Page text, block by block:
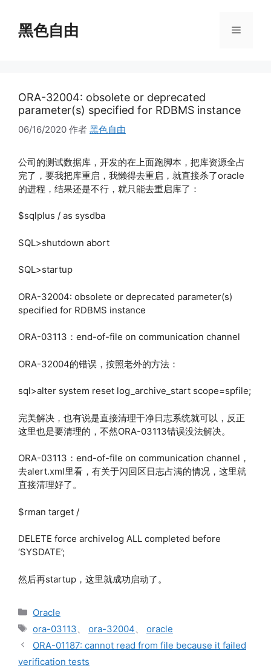
黑色自由 菜
ORA-32004: obsolete or deprecated
parameter(s) specified for RDBMS instance
06/16/2020 作者 黑色自由
公司的测试数据库，开发的在上面跑脚本，把库资源全占
完了，要我把库重启，我懒得去重启，就直接杀了oracle
的进程，结果还是不行，就只能去重启库了：
$sqlplus / as sysdba
SQL>shutdown abort
SQL>startup
ORA-32004: obsolete or deprecated parameter(s)
specified for RDBMS instance
ORA-03113：end-of-file on communication channel
ORA-32004的错误，按照老外的方法：
sql>alter system reset log_archive_start scope=spfile;
完美解决，也有说是直接清理干净日志系统就可以，反正
这里也是要清理的，不然ORA-03113错误没法解决。
ORA-03113：end-of-file on communication channel，
去alert.xml里看，有关于闪回区日志占满的情况，这里就
直接清理好了。
$rman target /
DELETE force archivelog ALL completed before
‘SYSDATE’;
然后再startup，这里就成功启动了。
分
Oracle
标
签
ora-03113 ora-32004
oracle
ORA-01187: cannot read from file because it failed
verification tests